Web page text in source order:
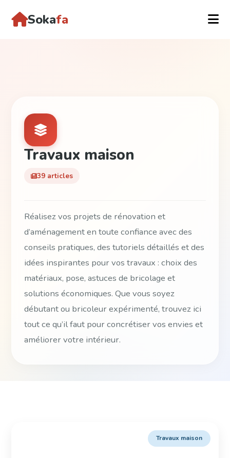
Sokafa
Travaux maison
39 articles
Réalisez vos projets de rénovation et
d’aménagement en toute confiance avec des
conseils pratiques, des tutoriels détaillés et des
idées inspirantes pour vos travaux : choix des
matériaux, pose, astuces de bricolage et
solutions économiques. Que vous soyez
débutant ou bricoleur expérimenté, trouvez ici
tout ce qu’il faut pour concrétiser vos envies et
améliorer votre intérieur.
Travaux maison